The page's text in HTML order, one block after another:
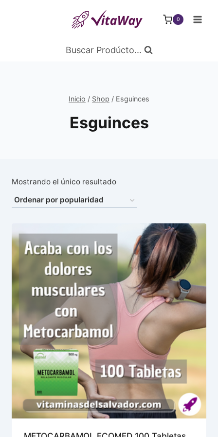
0
Buscar Prodúcto...
Inicio / Shop / Esguinces
Esguinces
Mostrando el único resultado